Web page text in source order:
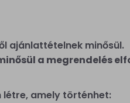
ajánlattételnek minősül.
a megrendelés
létre, amely történhet: